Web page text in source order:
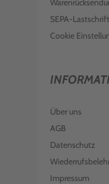
SEPA-Lastschrift
Cookie
Über uns
AGB
Datenschutz
Impressum